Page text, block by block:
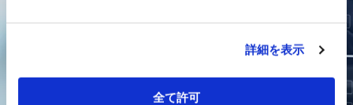
詳細を表示
全て許可